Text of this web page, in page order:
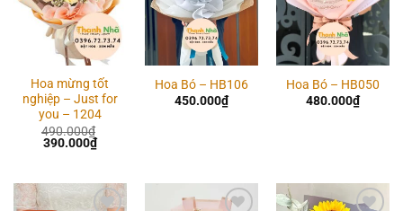
Hoa mừng tốt
nghiệp – Just for
you – 1204
490.000₫
Giá
390.000₫Giá
hiện
390.000₫.
Hoa Bó – HB106
450.000₫
Hoa Bó – HB050
480.000₫